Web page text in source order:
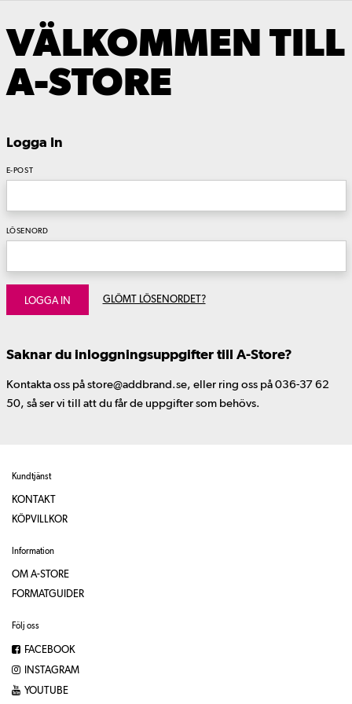
VÄLKOMMEN TILL
A-STORE
Logga In
E-POST
LÖSENORD
LOGGA IN GLÖMT LÖSENORDET?
Saknar du inloggningsuppgifter till A-Store?
Kontakta oss på store@addbrand.se, eller ring oss på 036-37 62
50, så ser vi till att du får de uppgifter som behövs.
Kundtjänst
KONTAKT
KÖPVILLKOR
Information
OM A-STORE
FORMATGUIDER
Följ oss
FACEBOOK
INSTAGRAM
YOUTUBE